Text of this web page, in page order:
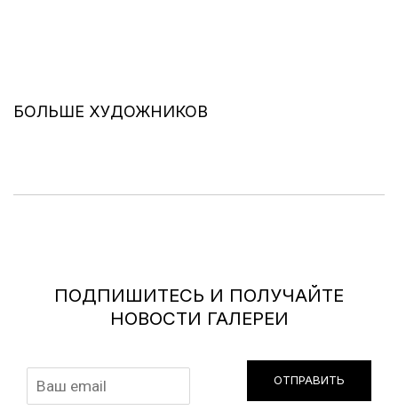
БОЛЬШЕ ХУДОЖНИКОВ
ПОДПИШИТЕСЬ И ПОЛУЧАЙТЕ
НОВОСТИ ГАЛЕРЕИ
ОТПРАВИТЬ